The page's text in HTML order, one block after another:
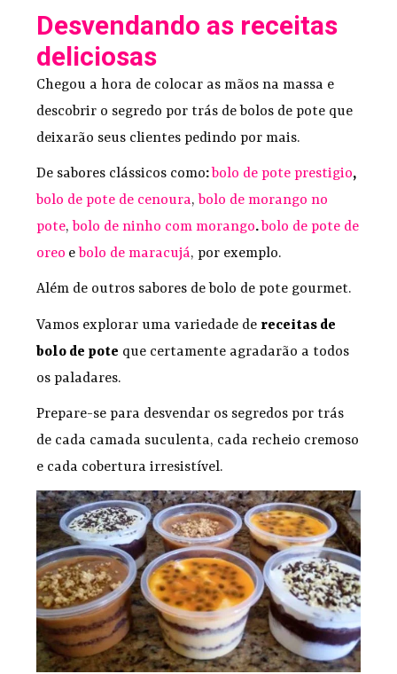
Desvendando as receitas
deliciosas
Chegou a hora de colocar as mãos na massa e
descobrir o segredo por trás de bolos de pote que
deixarão seus clientes pedindo por mais.
De sabores clássicos como:bolo de pote prestigio,
bolo de pote de cenoura,bolo de morango no
pote,bolo de ninho com morango.bolo de pote de
oreo ebolo de maracujá, por exemplo.
Além de outros sabores de bolo de pote gourmet.
Vamos explorar uma variedade de receitas de
bolo de pote que certamente agradarão a todos
os paladares.
Prepare-se para desvendar os segredos por trás
de cada camada suculenta, cada recheio cremoso
e cada cobertura irresistível.